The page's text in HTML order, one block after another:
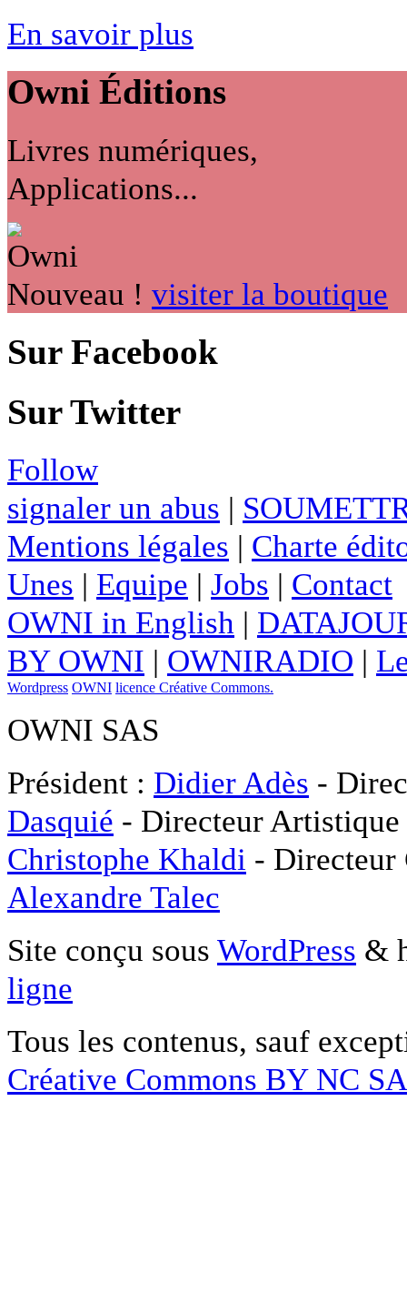
En savoir plus
Owni Éditions
Livres numériques,
Applications...
Nouveau ! visiter la boutique
Sur Facebook
Sur Twitter
Follow
signaler un abus |
Mentions légales | Charte
Unes | Equipe | Jobs | Contact
OWNI in English |
BY OWNI | OWNIRADIO |
Wordpress OWNI licence Créative Commons.
OWNI SAS
Président : Didier Adès -
Dasquié - Directeur
Christophe Khaldi -
Alexandre Talec
Site conçu sous WordPress &
ligne
Tous les contenus, sauf
Créative Commons BY NC SA